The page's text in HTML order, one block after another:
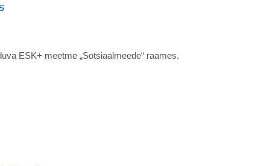
ESK+ meetme „Sotsiaalmeede“ raames.